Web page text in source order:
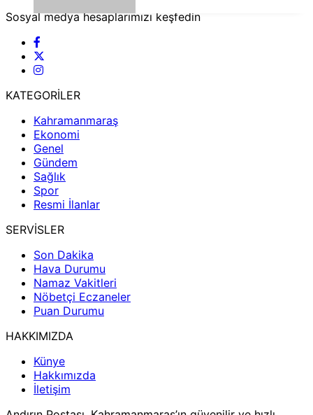
Sosyal medya hesaplarımızı keşfedin
KATEGORİLER
Kahramanmaraş
Ekonomi
Genel
Gündem
Sağlık
Spor
Resmi İlanlar
SERVİSLER
Son Dakika
Hava Durumu
Namaz Vakitleri
Nöbetçi Eczaneler
Puan Durumu
HAKKIMIZDA
Künye
Hakkımızda
İletişim